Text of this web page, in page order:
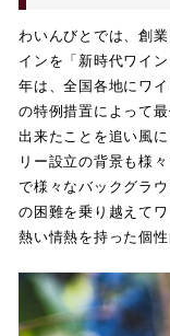
わいんびとでは、創
インを「新時代ワイ
年は、全国各地にワ
の特例措置によって
出来たことを追い風
リー設立の背景も様
で様々なバックグラ
の困難を乗り越えて
熱い情熱を持った個